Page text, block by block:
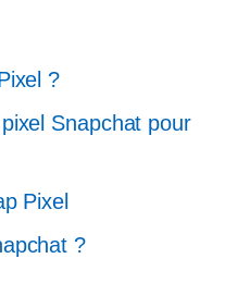
?
Snapchat pour
Pixel
?